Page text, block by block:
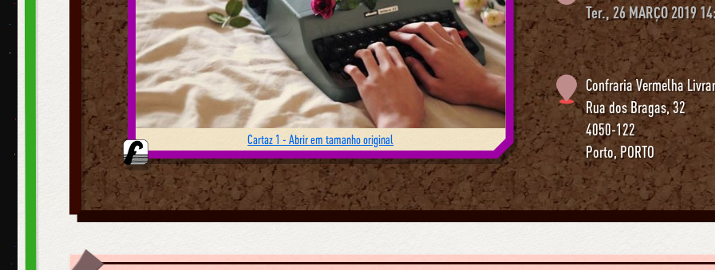
Ter., 26 MARÇO 2019
Confraria Vermelha
Rua dos Bragas, 32
4050-122
Porto,PORTO
Cartaz 1 - Abrir em tamanho original